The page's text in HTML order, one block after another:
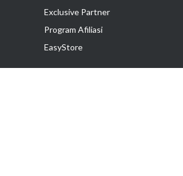
Exclusive Partner
Program Afiliasi
EasyStore